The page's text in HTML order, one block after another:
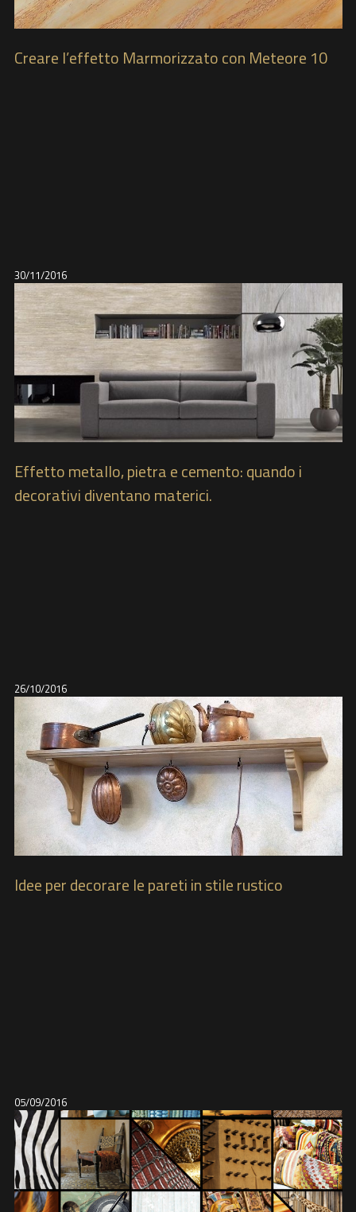
Creare l’effetto Marmorizzato con Meteore 10
30/11/2016
Effetto metallo, pietra e cemento: quando i
decorativi diventano materici.
26/10/2016
Idee per decorare le pareti in stile rustico
05/09/2016